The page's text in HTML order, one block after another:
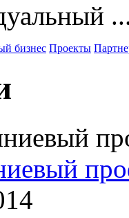
бизнес Проекты